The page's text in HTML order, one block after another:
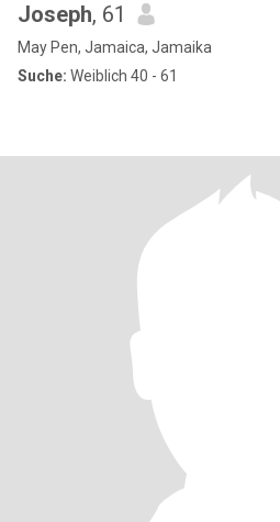
Joseph, 61
May Pen, Jamaica, Jamaika
Suche: Weiblich 40 - 61